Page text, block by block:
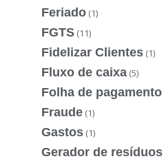
Feriado (1)
FGTS (11)
Fidelizar Clientes (1)
Fluxo de caixa (5)
Folha de pagamento
Fraude (1)
Gastos (1)
Gerador de resíduos